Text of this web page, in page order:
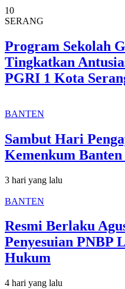
10
SERANG
Program Sekolah
Tingkatkan
PGRI 1 Kota
BANTEN
Sambut Hari
Kemenkum
3 hari yang lalu
BANTEN
Resmi Berlaku
Penyesuian PNBP
Hukum
4 hari yang lalu